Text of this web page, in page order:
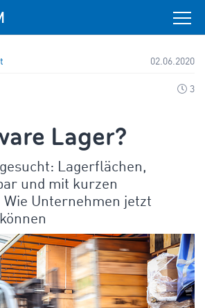
02.06.2020
3
Lager?
Lagerflächen,
und mit kurzen
Unternehmen jetzt